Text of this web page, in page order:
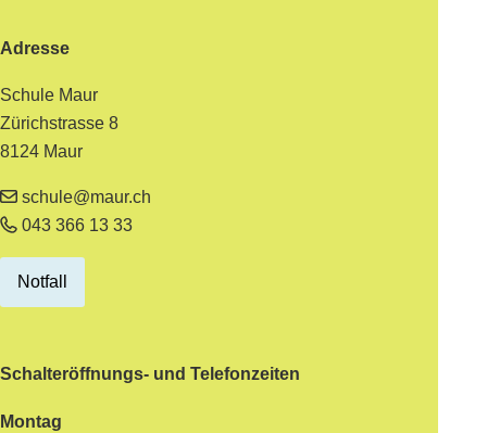
Adresse
Schule Maur
Zürichstrasse 8
8124 Maur
schule@maur.ch
043 366 13 33
Notfall
Schalteröffnungs- und Telefonzeiten
Montag